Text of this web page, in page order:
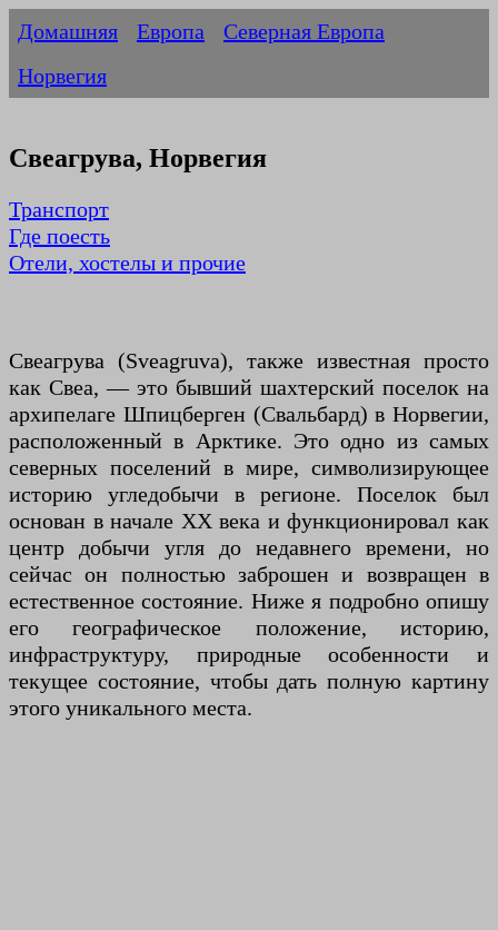
Домашняя Европа
Северная Европа
Норвегия
Свеагрува, Норвегия
Транспорт
Где поесть
Отели, хостелы и прочие
Свеагрува (Sveagruva), также известная просто
как Свеа, — это бывший шахтерский поселок на
архипелаге Шпицберген (Свальбард) в Норвегии,
расположенный в Арктике. Это одно из самых
северных поселений в мире, символизирующее
историю угледобычи в регионе. Поселок был
основан в начале XX века и функционировал как
центр добычи угля до недавнего времени, но
сейчас он полностью заброшен и возвращен в
естественное состояние. Ниже я подробно опишу
его географическое положение, историю,
инфраструктуру, природные особенности и
текущее состояние, чтобы дать полную картину
этого уникального места.